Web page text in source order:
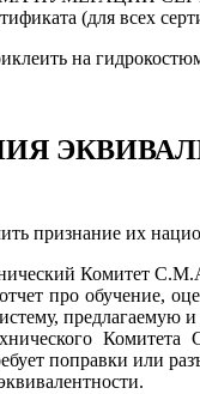
(для всех
на
признание их
Комитет
про обучение,
предлагаемую
поправки или